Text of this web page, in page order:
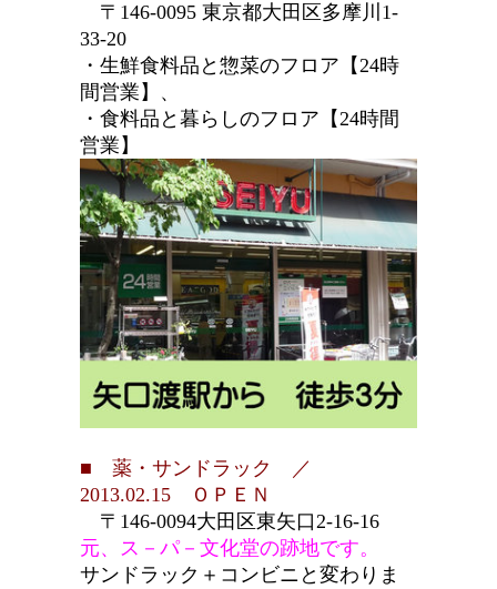
〒146-0095 東京都大田区多摩川1-
33-20
・生鮮食料品と惣菜のフロア【24時
間営業】、
・食料品と暮らしのフロア【24時間
営業】
■ 薬・サンドラック ／
2013.02.15 ＯＰＥＮ
〒146-0094大田区東矢口2-16-16
元、ス－パ－文化堂の跡地です。
サンドラック＋コンビニと変わりま